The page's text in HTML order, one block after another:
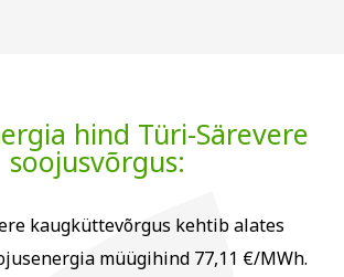
hind Türi-Särevere
soojusvõrgus:
kaugküttevõrgus kehtib alates
müügihind 77,11 €/MWh.